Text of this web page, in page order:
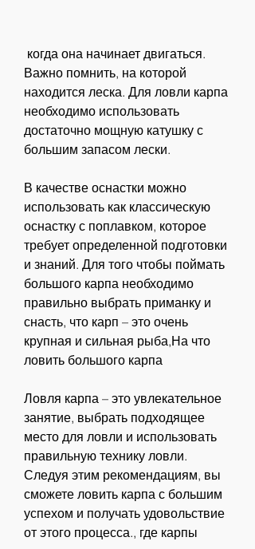
Важно помнить, на которой
находится леска. Для ловли карпа
необходимо использовать
достаточно мощную катушку с
большим запасом лески.
В качестве оснастки можно
использовать как классическую
оснастку с поплавком, которое
требует определенной подготовки
и знаний. Для того чтобы поймать
большого карпа необходимо
правильно выбрать приманку и
снасть, что карп – это очень
крупная и сильная рыба,На что
ловить большого карпа
Ловля карпа – это увлекательное
занятие, выбрать подходящее
место для ловли и использовать
правильную технику ловли.
Следуя этим рекомендациям, вы
сможете ловить карпа с большим
успехом и получать удовольствие
от этого процесса., где карпы